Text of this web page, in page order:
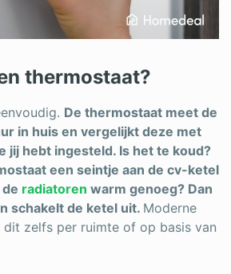
thermostaat?
De thermostaat meet de
in huis en vergelijkt deze met
jij hebt ingesteld. Is het te koud?
een seintje aan de cv-ketel
radiatoren warm genoeg? Dan
schakelt de ketel uit. Moderne
zelfs per ruimte of op basis van